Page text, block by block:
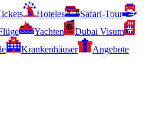
Hoteles
Safari-Tour
Yachten
Dubai Visum
Krankenhäuser
Angebote